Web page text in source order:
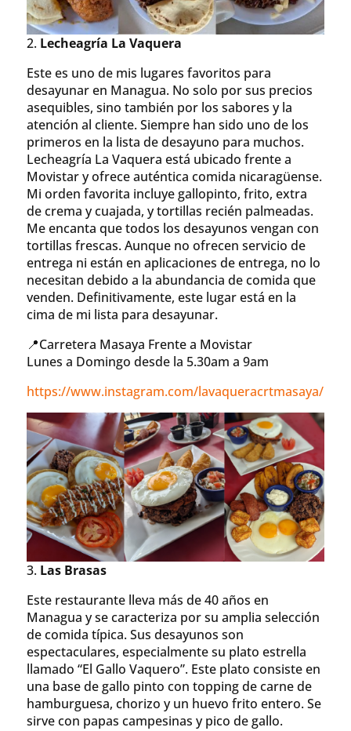
2. Lecheagría La Vaquera
Este es uno de mis lugares favoritos para
desayunar en Managua. No solo por sus precios
asequibles, sino también por los sabores y la
atención al cliente. Siempre han sido uno de los
primeros en la lista de desayuno para muchos.
Lecheagría La Vaquera está ubicado frente a
Movistar y ofrece auténtica comida nicaragüense.
Mi orden favorita incluye gallopinto, frito, extra
de crema y cuajada, y tortillas recién palmeadas.
Me encanta que todos los desayunos vengan con
tortillas frescas. Aunque no ofrecen servicio de
entrega ni están en aplicaciones de entrega, no lo
necesitan debido a la abundancia de comida que
venden. Definitivamente, este lugar está en la
cima de mi lista para desayunar.
📍Carretera Masaya Frente a Movistar
Lunes a Domingo desde la 5.30am a 9am
https://www.instagram.com/lavaqueracrtmasaya/
3. Las Brasas
Este restaurante lleva más de 40 años en
Managua y se caracteriza por su amplia selección
de comida típica. Sus desayunos son
espectaculares, especialmente su plato estrella
llamado “El Gallo Vaquero”. Este plato consiste en
una base de gallo pinto con topping de carne de
hamburguesa, chorizo y un huevo frito entero. Se
sirve con papas campesinas y pico de gallo.